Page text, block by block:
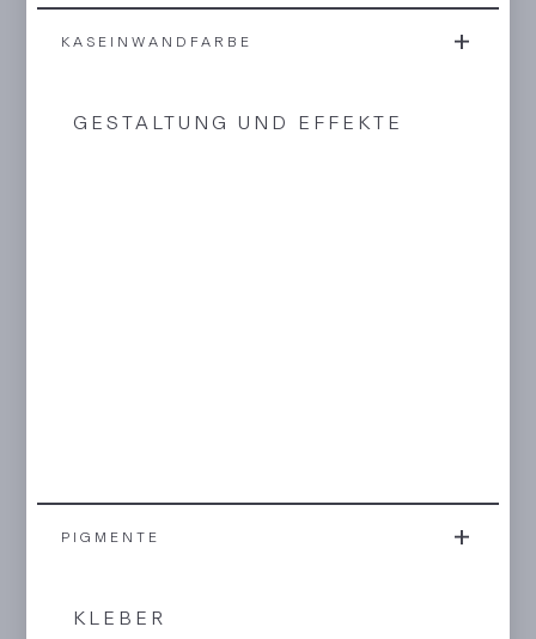
KASEINWANDFARBE
GESTALTUNG UND EFFEKTE
PIGMENTE
KLEBER